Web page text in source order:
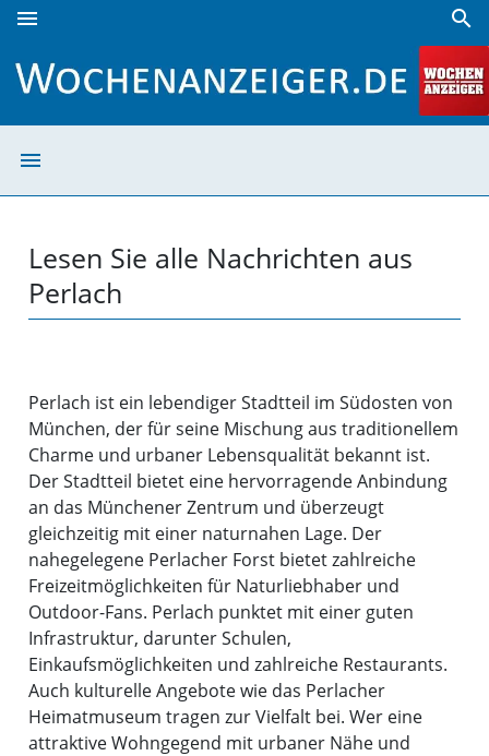
menu search
menu
Lesen Sie alle Nachrichten aus
Perlach
Perlach ist ein lebendiger Stadtteil im Südosten von
München, der für seine Mischung aus traditionellem
Charme und urbaner Lebensqualität bekannt ist.
Der Stadtteil bietet eine hervorragende Anbindung
an das Münchener Zentrum und überzeugt
gleichzeitig mit einer naturnahen Lage. Der
nahegelegene Perlacher Forst bietet zahlreiche
Freizeitmöglichkeiten für Naturliebhaber und
Outdoor-Fans. Perlach punktet mit einer guten
Infrastruktur, darunter Schulen,
Einkaufsmöglichkeiten und zahlreiche Restaurants.
Auch kulturelle Angebote wie das Perlacher
Heimatmuseum tragen zur Vielfalt bei. Wer eine
attraktive Wohngegend mit urbaner Nähe und